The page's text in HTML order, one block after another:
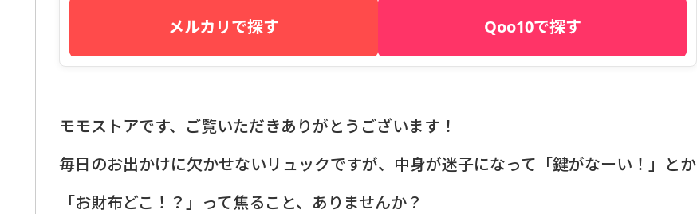
メルカリで探す Qoo10で探す
モモストアです、ご覧いただきありがとうございます！
毎日のお出かけに欠かせないリュックですが、中身が迷子になって「鍵がなーい！」とか
「お財布どこ！？」って焦ること、ありませんか？